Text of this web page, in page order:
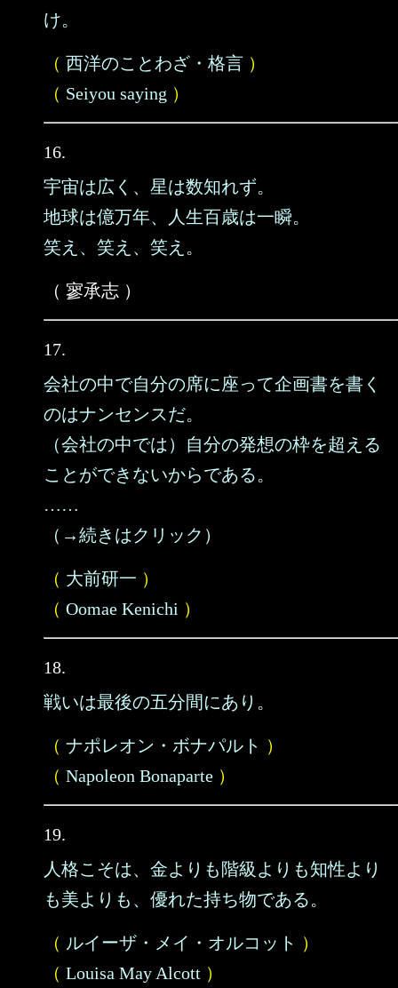
け。
（ 西洋のことわざ・格言 ）
（ Seiyou saying ）
16.
宇宙は広く、星は数知れず。
地球は億万年、人生百歳は一瞬。
笑え、笑え、笑え。
（ 寥承志 ）
17.
会社の中で自分の席に座って企画書を書く
のはナンセンスだ。
（会社の中では）自分の発想の枠を超える
ことができないからである。
……
（→続きはクリック）
（ 大前研一 ）
（ Oomae Kenichi ）
18.
戦いは最後の五分間にあり。
（ ナポレオン・ボナパルト ）
（ Napoleon Bonaparte ）
19.
人格こそは、金よりも階級よりも知性より
も美よりも、優れた持ち物である。
（ ルイーザ・メイ・オルコット ）
（ Louisa May Alcott ）